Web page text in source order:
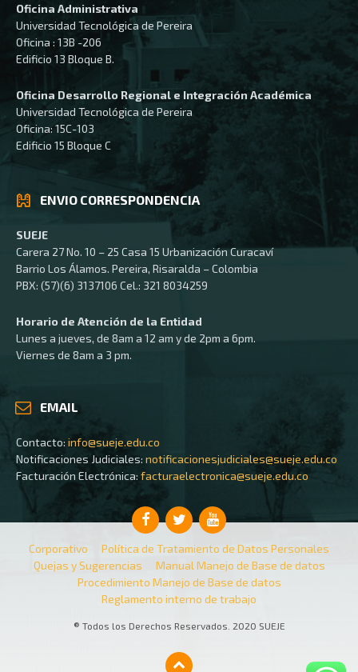
Oficina Administrativa
Universidad Tecnológica de Pereira
Oficina : 13B -206
Edificio 13 Bloque B.
Oficina Desarrollo Regional e Integración Académica
Universidad Tecnológica de Pereira
Oficina: 15C-103
Edificio 15 Bloque C
ENVIO CORRESPONDENCIA
SUEJE
Carera 27 No. 10 – 25 Casa 15 Urbanización Curacaví
Barrio Los Álamos. Pereira, Risaralda – Colombia
PBX: (57)(6) 3137106 Cel.: 321 8034259
Horario de Atención de la Entidad
Lunes a jueves, de 8am a 12 am y de 2pm a 6pm.
Viernes de 8am a 3 pm.
EMAIL
Contacto: info@sueje.edu.co
Notificaciones Judiciales: notificacionesjudiciales@sueje.edu.co
Facturación Electrónica: facturaelectronica@sueje.edu.co
Corporativo
Política de Tratamiento de Datos Personales
Quejas y Sugerencias
Manual Manejo de Base de datos
Procedimiento Manejo de Base de datos
Reglamento interno de trabajo
® Todos los Derechos Reservados. 2020 SUEJE